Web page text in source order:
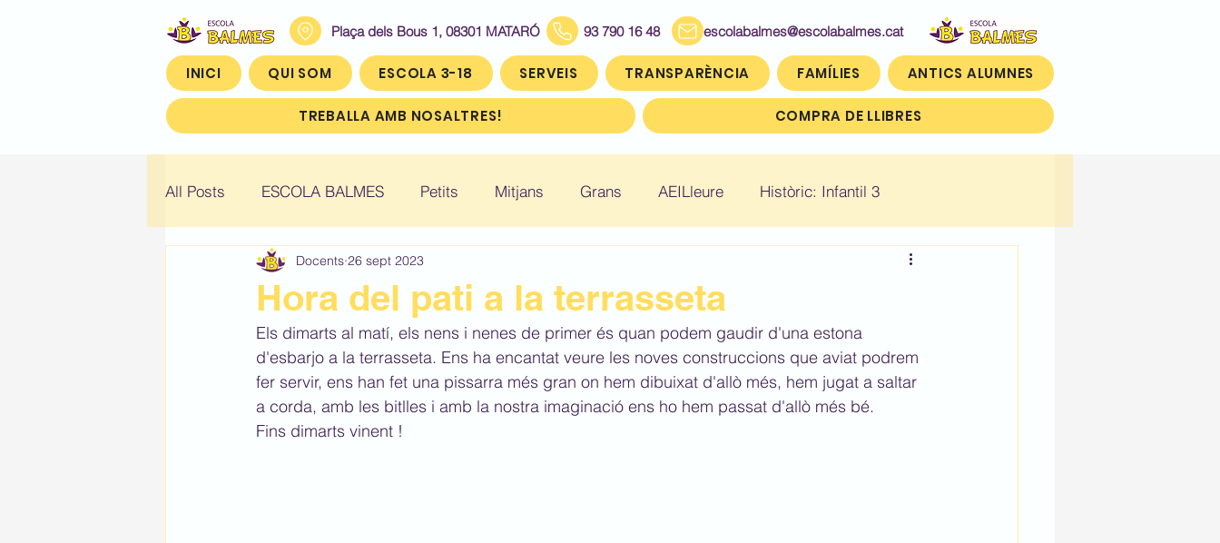
Plaça dels Bous 1, 08301 MATARÓ 93 790 16 48escolabalmes@escolabalmes.cat
INICI QUI SOM ESCOLA 3-18 SERVEIS TRANSPARÈNCIA FAMÍLIES ANTICS ALUMNES
TREBALLA AMB NOSALTRES! COMPRA DE LLIBRES
All Posts ESCOLA BALMES Petits Mitjans Grans AEILleure Històric: Infantil 3
Històric: Infantil 4 Històric: Infantil 5 Històric: Tercer (3r)
Històric: Quart (4t) Històric: Cinquè (5è) Històric: Sisè (6è)
Hora del pati a la terrasseta
Docents 26 sept 2023
Els dimarts al matí, els nens i nenes de primer és quan podem gaudir d'una estona
d'esbarjo a la terrasseta. Ens ha encantat veure les noves construccions que aviat podrem
fer servir, ens han fet una pissarra més gran on hem dibuixat d'allò més, hem jugat a saltar
a corda, amb les bitlles i amb la nostra imaginació ens ho hem passat d'allò més bé.
Fins dimarts vinent !